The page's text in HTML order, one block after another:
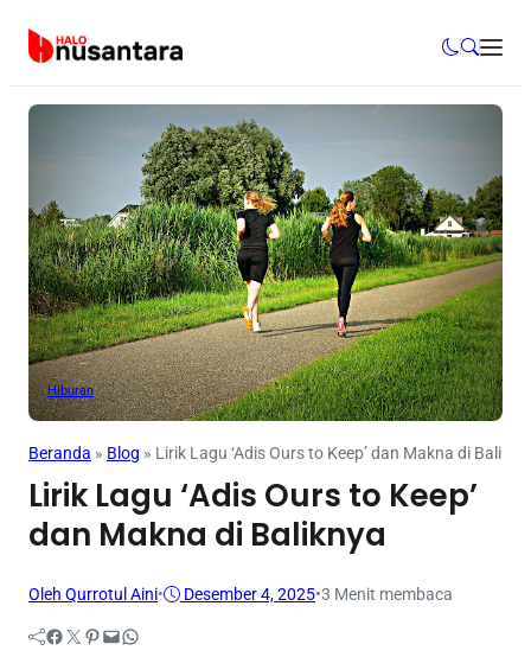
Hiburan
Beranda » Blog » Lirik Lagu ‘Adis Ours to Keep’ dan Makna di
Lirik Lagu ‘Adis Ours to Keep’
dan Makna di Baliknya
Oleh Qurrotul Aini• Desember 4, 2025•3 Menit membaca
Facebook Twitter Pinterest Mail WhatsApp